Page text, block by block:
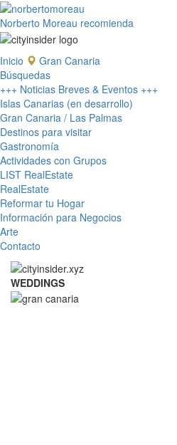
Norberto Moreau recomienda
Inicio
Gran Canaria
Búsquedas
+++ Noticias Breves & Eventos +++
Islas Canarias (en desarrollo)
Gran Canaria / Las Palmas
Destinos para visitar
Gastronomía
Actividades con Grupos
LIST RealEstate
RealEstate
Reformar tu Hogar
Información para Negocios
Arte
Contacto
WEDDINGS